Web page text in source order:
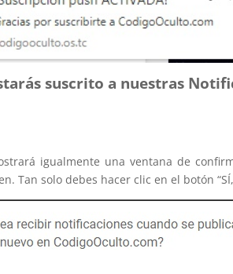
suscrito a nuestras
igualmente una ventana de
Tan solo debes hacer clic en el botón “SÍ,